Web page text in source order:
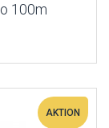
100m
AKTION